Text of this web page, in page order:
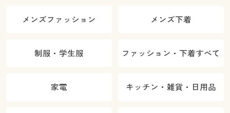
メンズファッション メンズ下着
制服・学生服 ファッション・下着すべて
家電 キッチン・雑貨・日用品